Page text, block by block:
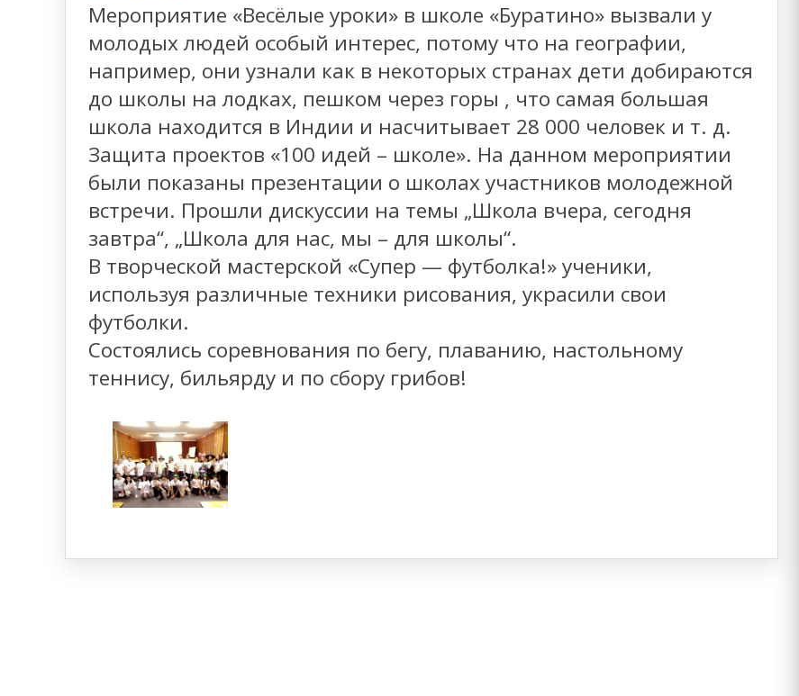
Мероприятие «Весёлые уроки» в школе «Буратино» вызвали у
молодых людей особый интерес, потому что на географии,
например, они узнали как в некоторых странах дети добираются
до школы на лодках, пешком через горы , что самая большая
школа находится в Индии и насчитывает 28 000 человек и т. д.
Защита проектов «100 идей – школе». На данном мероприятии
были показаны презентации о школах участников молодежной
встречи. Прошли дискуссии на темы „Школа вчера, сегодня
завтра“, „Школа для нас, мы – для школы“.
В творческой мастерской «Супер — футболка!» ученики,
используя различные техники рисования, украсили свои
футболки.
Состоялись соревнования по бегу, плаванию, настольному
теннису, бильярду и по сбору грибов!